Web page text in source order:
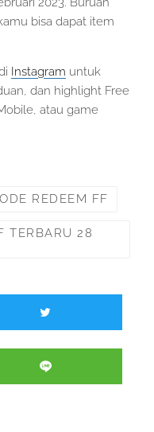
bisa dapat item
Instagram untuk
dan highlight Free
atau game
REDEEM FF
TERBARU 28